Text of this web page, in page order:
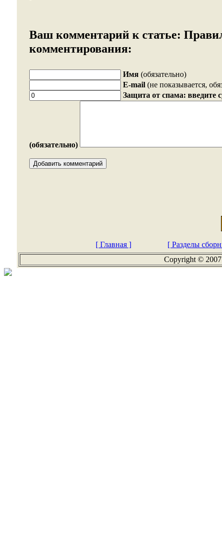
Ваш комментарий к статье:
комментирования:
Имя (обязательно)
E-mail (не показывается,
Защита от спама: введите
(обязательно)
[ Главная ]
[ Разделы
Copyright ©